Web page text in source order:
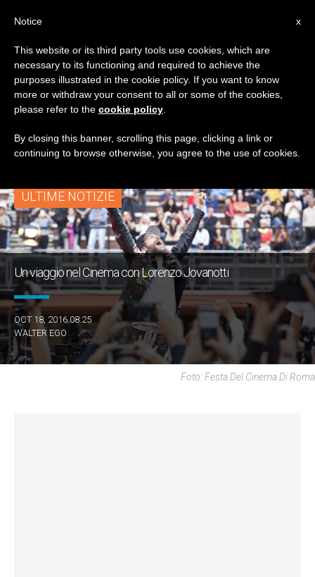
TAG
Posts Tagged
‘jovanotti’
ULTIME NOTIZIE
Un viaggio nel Cinema con Lorenzo Jovanotti
OCT 18, 2016 08:25
WALTER EGO
Foto: Festa Del Cinema Di Roma
x
Notice
This website or its third party tools use cookies, which are
necessary to its functioning and required to achieve the
purposes illustrated in the cookie policy. If you want to know
more or withdraw your consent to all or some of the cookies,
please refer to the cookie policy
By closing this banner, scrolling this page, clicking a link or
continuing to browse otherwise, you agree to the use of cookies.